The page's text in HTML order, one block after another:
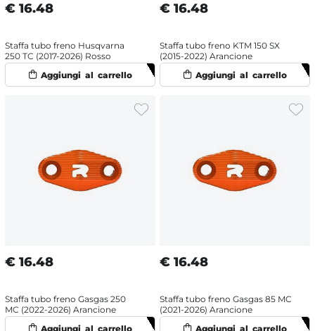
€ 16.48
Staffa tubo freno Husqvarna
250 TC (2017-2026) Rosso
€ 16.48
Staffa tubo freno KTM 150 SX
(2015-2022) Arancione
€ 16.48
Staffa tubo freno Gasgas 250
MC (2022-2026) Arancione
€ 16.48
Staffa tubo freno Gasgas 85 MC
(2021-2026) Arancione